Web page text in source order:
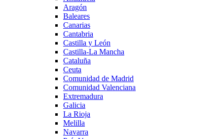
Aragón
Baleares
Canarias
Cantabria
Castilla y León
Castilla-La Mancha
Cataluña
Ceuta
Comunidad de Madrid
Comunidad Valenciana
Extremadura
Galicia
La Rioja
Melilla
Navarra